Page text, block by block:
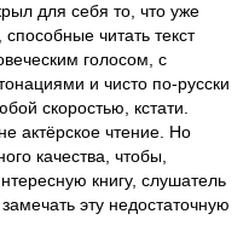
для себя то, что уже
читать текст
голосом, с
и чисто по-русски
скоростью, кстати.
актёрское чтение. Но
качества, чтобы,
книгу, слушатель
эту недостаточную